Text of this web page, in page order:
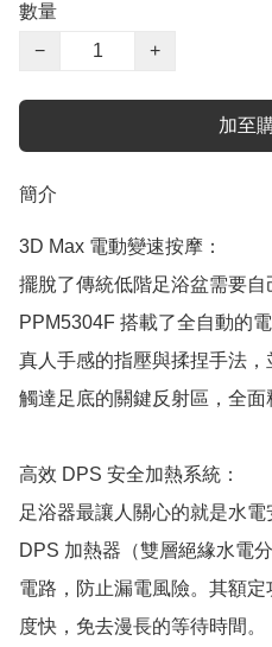
數量
−
+
加至
簡介
3D Max 電動變速按摩：
擺脫了傳統低階足浴盆需要自
PPM5304F 搭載了全自動的
真人手感的指壓與揉捏手法
觸達足底的關鍵反射區，全面
高效 DPS 安全加熱系統：
足浴器最讓人關心的就是水
DPS 加熱器（雙層絕緣水電
電路，防止漏電風險。其額
度快，免去漫長的等待時間。